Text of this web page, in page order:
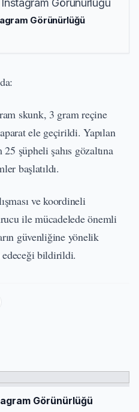
Görünürlüğü
skunk, 3 gram reçine
ele geçirildi. Yapılan
şüpheli şahıs gözaltına
başlatıldı.
ve koordineli
ile mücadelede önemli
güvenliğine yönelik
edeceği bildirildi.
Görünürlüğü